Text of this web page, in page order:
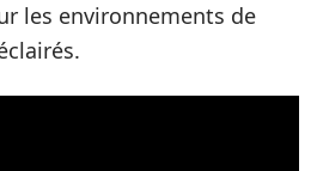
les environnements de